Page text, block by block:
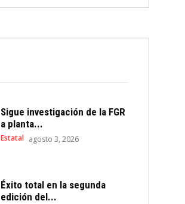
Sigue investigación de la FGR
a planta...
Estatal agosto 3, 2026
Éxito total en la segunda
edición del...